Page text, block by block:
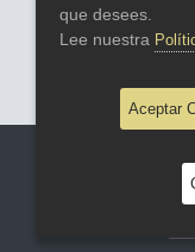
que desees.
Lee nuestra
Aceptar